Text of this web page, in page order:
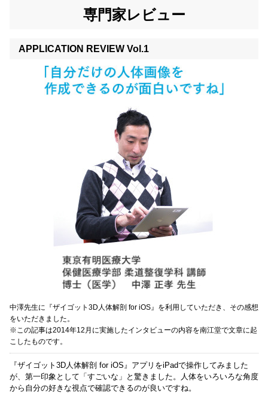
専門家レビュー
APPLICATION REVIEW Vol.1
中澤先生に『ザイゴット3D人体解剖 for iOS』を利用していただき、その感想
をいただきました。
※この記事は2014年12月に実施したインタビューの内容を南江堂で文章に起
こしたものです。
『ザイゴット3D人体解剖 for iOS』アプリをiPadで操作してみました
が、第一印象として「すごいな」と驚きました。人体をいろいろな角度
から自分の好きな視点で確認できるのが良いですね。